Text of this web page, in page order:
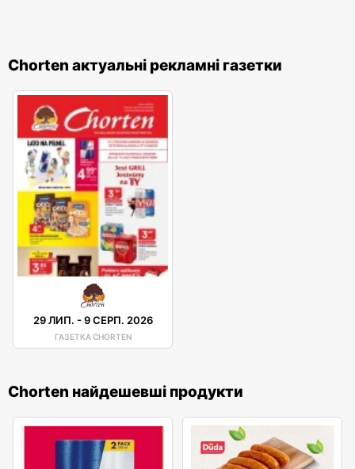
Chorten актуальні рекламні газетки
29 ЛИП. -9 СЕРП. 2026
ГАЗЕТКА CHORTEN
Chorten найдешевші продукти